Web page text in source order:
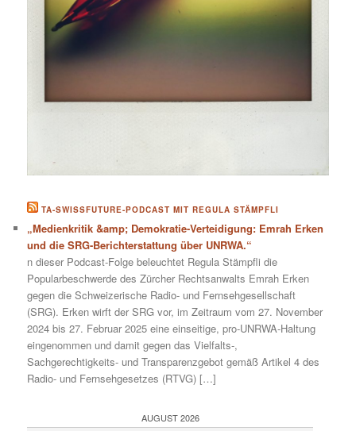
TA-SWISSFUTURE-PODCAST MIT REGULA STÄMPFLI
„Medienkritik &amp; Demokratie-Verteidigung: Emrah Erken
und die SRG-Berichterstattung über UNRWA.“
n dieser Podcast-Folge beleuchtet Regula Stämpfli die
Popularbeschwerde des Zürcher Rechtsanwalts Emrah Erken
gegen die Schweizerische Radio- und Fernsehgesellschaft
(SRG). Erken wirft der SRG vor, im Zeitraum vom 27. November
2024 bis 27. Februar 2025 eine einseitige, pro-UNRWA-Haltung
eingenommen und damit gegen das Vielfalts-,
Sachgerechtigkeits- und Transparenzgebot gemäß Artikel 4 des
Radio- und Fernsehgesetzes (RTVG) […]
AUGUST 2026